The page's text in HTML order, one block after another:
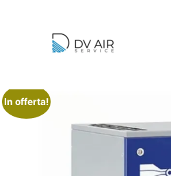
In offerta!